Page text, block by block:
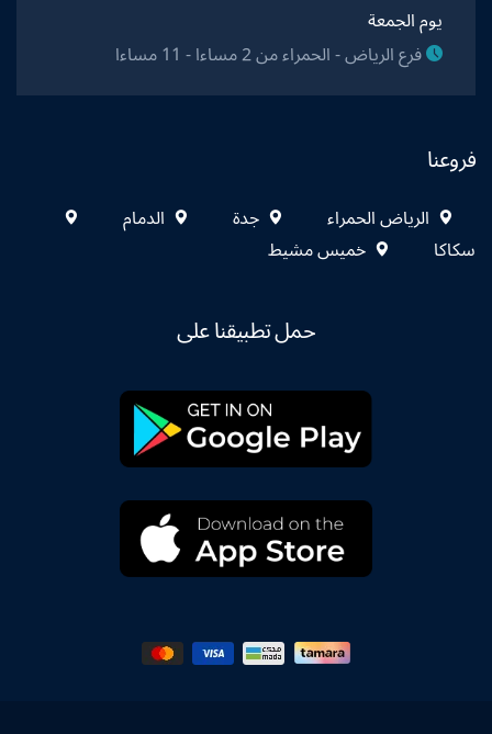
يوم الجمعة
فرع الرياض - الحمراء من 2 مساءا - 11 مساءا
فروعنا
الرياض الحمراء جدة
الدمام
سكاكا
خميس مشيط
حمل تطبيقنا على